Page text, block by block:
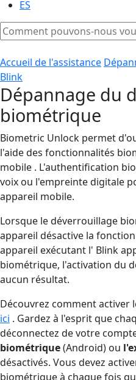
ES
Accueil de l'assistance
Blink
Dépannage du
biométrique
Biometric Unlock permet
l'aide des fonctionnalités
mobile . L'authentification
voix ou l'empreinte digitale
appareil mobile.
Lorsque le déverrouillage
appareil désactive la
appareil exécutant l' Blink
biométrique, l'activation du
aucun résultat.
Découvrez comment
ici . Gardez à l'esprit que
déconnectez de votre
biométrique(Android) ou
désactivés. Vous devez
biométrique à chaque fois